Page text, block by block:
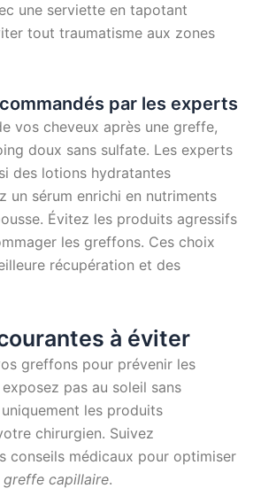
une serviette en tapotant
tout traumatisme aux zones
par les experts
vos cheveux après une greffe,
doux sans sulfate. Les experts
des lotions hydratantes
un sérum enrichi en nutriments
Évitez les produits agressifs
les greffons. Ces choix
récupération et des
à éviter
greffons pour prévenir les
pas au soleil sans
les produits
chirurgien. Suivez
conseils médicaux pour optimiser
greffe capillaire.